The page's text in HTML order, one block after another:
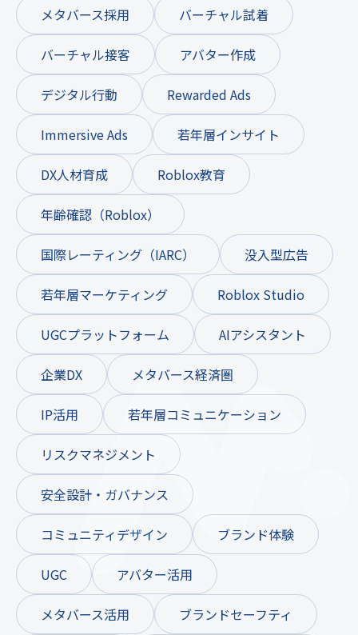
メタバース採用 バーチャル試着
バーチャル接客 アバター作成
デジタル行動 Rewarded Ads
Immersive Ads 若年層インサイト
DX人材育成 Roblox教育
年齢確認（Roblox）
国際レーティング（IARC） 没入型広告
若年層マーケティング Roblox Studio
UGCプラットフォーム AIアシスタント
企業DX メタバース経済圏
IP活用 若年層コミュニケーション
リスクマネジメント
安全設計・ガバナンス
コミュニティデザイン ブランド体験
UGC アバター活用
メタバース活用 ブランドセーフティ